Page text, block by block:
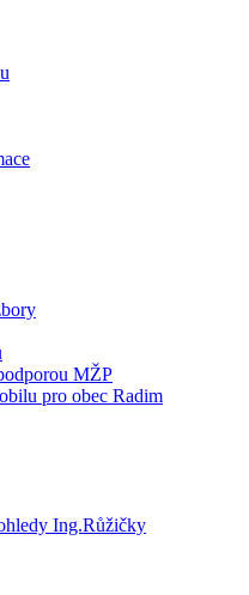
MŽP
pro obec Radim
Ing.Růžičky